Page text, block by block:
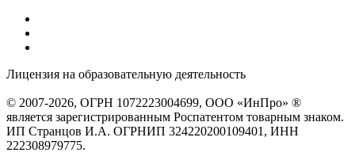
Лицензия на образовательную деятельность
© 2007-2026, ОГРН 1072223004699, ООО «ИнПро» ®
является зарегистрированным Роспатентом товарным знаком.
ИП Странцов И.А. ОГРНИП 324220200109401, ИНН
222308979775.